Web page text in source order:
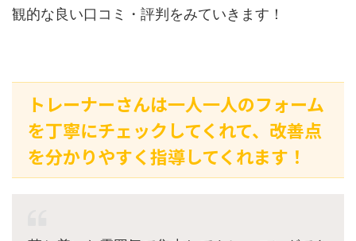
観的な良い口コミ・評判をみていきます！
トレーナーさんは一人一人のフォーム
を丁寧にチェックしてくれて、改善点
を分かりやすく指導してくれます！